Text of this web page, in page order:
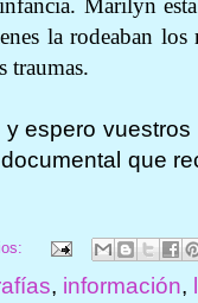
Marilyn
la rodeaban los
traumas.
espero
que
, información,